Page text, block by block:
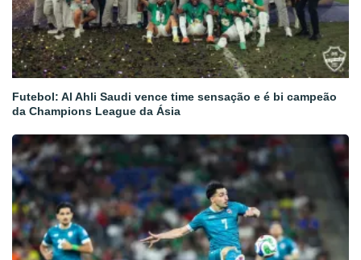
Futebol: Al Ahli Saudi vence time sensação e é bi campeão
da Champions League da Ásia